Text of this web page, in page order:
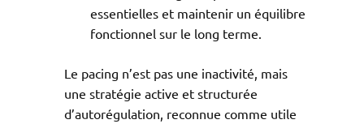
essentielles et maintenir un équilibre
fonctionnel sur le long terme.
Le pacing n’est pas une inactivité, mais
une stratégie active et structurée
d’autorégulation, reconnue comme utile